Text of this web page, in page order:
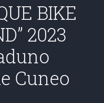
BIKE
2023
Cuneo